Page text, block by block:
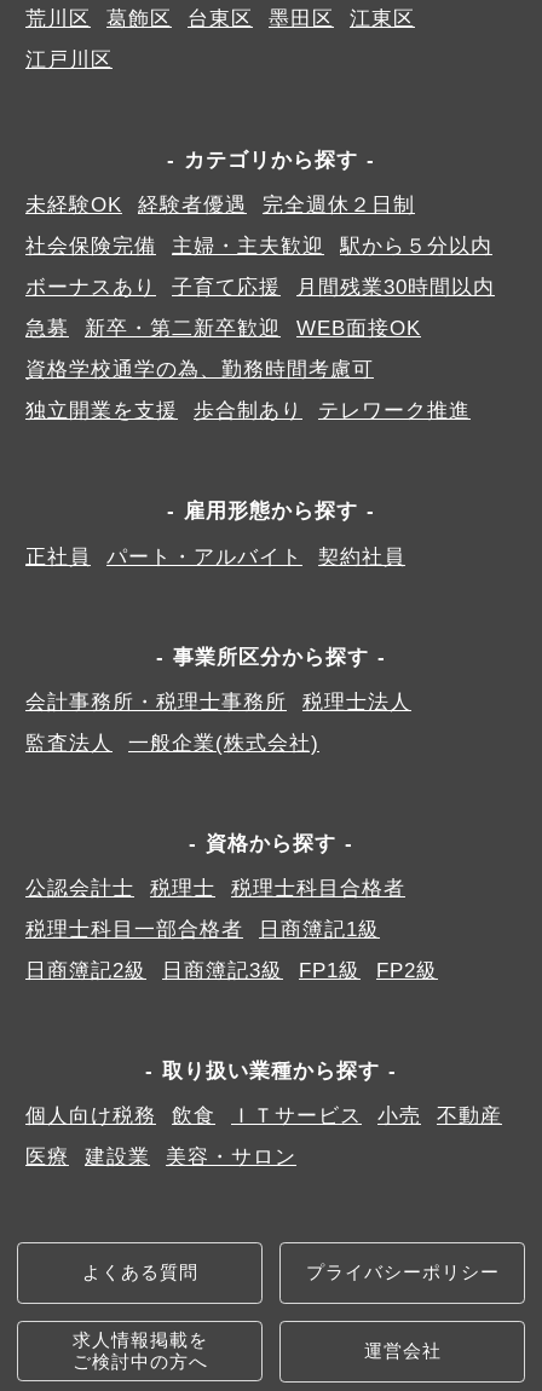
荒川区
葛飾区 台東区 墨田区
江東区
江戸川区
カテゴリから探す
未経験OK
経験者優遇
完全週休２日制
社会保険完備
主婦・主夫歓迎
駅から５分以内
ボーナスあり
子育て応援
月間残業30時間以内
急募
新卒・第二新卒歓迎
WEB面接OK
資格学校通学の為、勤務時間考慮可
独立開業を支援
歩合制あり テレワーク推進
雇用形態から探す
正社員
パート・アルバイト 契約社員
事業所区分から探す
会計事務所・税理士事務所
税理士法人
監査法人
一般企業(株式会社)
資格から探す
公認会計士
税理士
税理士科目合格者
税理士科目一部合格者
日商簿記1級
日商簿記2級
日商簿記3級 FP1級 FP2級
取り扱い業種から探す
個人向け税務
飲食 ＩＴサービス 小売
不動産
医療
建設業 美容・サロン
よくある質問 プライバシーポリシー
求人情報掲載を
ご検討中の方へ
運営会社